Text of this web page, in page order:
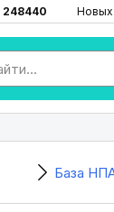
248440 Новых
База